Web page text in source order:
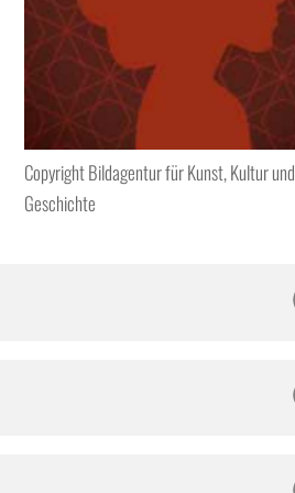
Copyright Bildagentur für Kunst, Kultur und
Geschichte